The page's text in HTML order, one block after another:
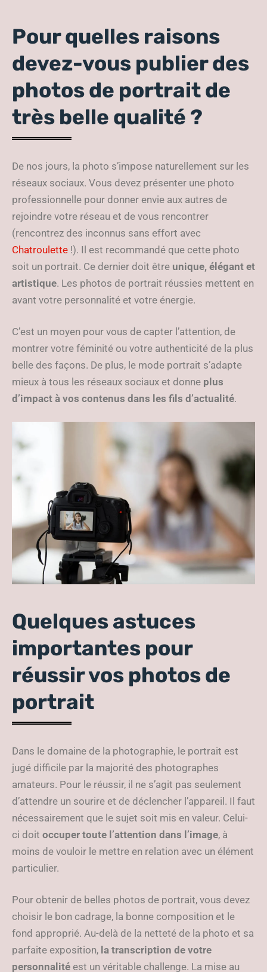
Pour quelles raisons
devez-vous publier des
photos de portrait de
très belle qualité ?
De nos jours, la photo s’impose naturellement sur les
réseaux sociaux. Vous devez présenter une photo
professionnelle pour donner envie aux autres de
rejoindre votre réseau et de vous rencontrer
(rencontrez des inconnus sans effort avec
Chatroulette !). Il est recommandé que cette photo
soit un portrait. Ce dernier doit être unique, élégant et
artistique. Les photos de portrait réussies mettent en
avant votre personnalité et votre énergie.
C’est un moyen pour vous de capter l’attention, de
montrer votre féminité ou votre authenticité de la plus
belle des façons. De plus, le mode portrait s’adapte
mieux à tous les réseaux sociaux et donne plus
d’impact à vos contenus dans les fils d’actualité.
Quelques astuces
importantes pour
réussir vos photos de
portrait
Dans le domaine de la photographie, le portrait est
jugé difficile par la majorité des photographes
amateurs. Pour le réussir, il ne s’agit pas seulement
d’attendre un sourire et de déclencher l’appareil. Il faut
nécessairement que le sujet soit mis en valeur. Celui-
ci doit occuper toute l’attention dans l’image, à
moins de vouloir le mettre en relation avec un élément
particulier.
Pour obtenir de belles photos de portrait, vous devez
choisir le bon cadrage, la bonne composition et le
fond approprié. Au-delà de la netteté de la photo et sa
parfaite exposition, la transcription de votre
personnalité est un véritable challenge. La mise au